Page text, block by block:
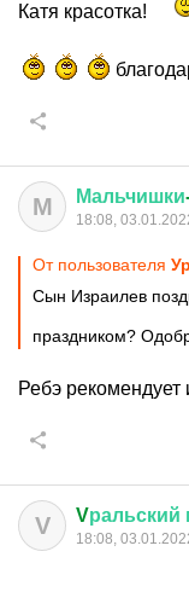
Катя красотка!
М Мальчишки
18:08,
От пользователя
Сын Израилев
праздником?
Ребэ рекомендует
V Vральский
18:08,